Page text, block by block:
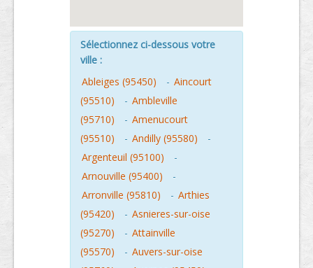
Sélectionnez ci-dessous votre
ville :
Ableiges (95450)
- Aincourt
(95510)
- Ambleville
(95710)
- Amenucourt
(95510)
- Andilly (95580)
-
Argenteuil (95100)
-
Arnouville (95400)
-
Arronville (95810)
- Arthies
(95420)
- Asnieres-sur-oise
(95270)
- Attainville
(95570)
- Auvers-sur-oise